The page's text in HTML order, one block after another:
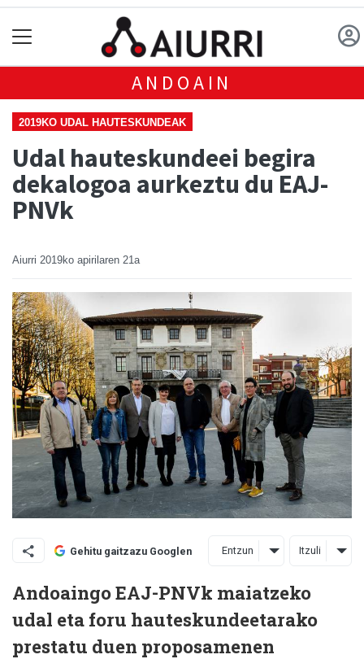
ANDOAIN
2019KO UDAL HAUTESKUNDEAK
Udal hauteskundeei begira
dekalogoa aurkeztu du EAJ-
PNVk
Aiurri 2019ko apirilaren 21a
Gehitu gaitzazu Googlen Entzun Itzuli
Andoaingo EAJ-PNVk maiatzeko
udal eta foru hauteskundeetarako
prestatu duen proposamenen